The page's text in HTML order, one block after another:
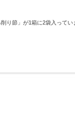
り節」が1箱に2袋入ってい